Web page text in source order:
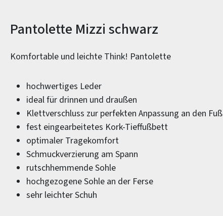
Produktinformationen
Pantolette Mizzi schwarz
Komfortable und leichte Think! Pantolette
hochwertiges Leder
ideal für drinnen und draußen
Klettverschluss zur perfekten Anpassung an den Fuß
fest eingearbeitetes Kork-Tieffußbett
optimaler Tragekomfort
Schmuckverzierung am Spann
rutschhemmende Sohle
hochgezogene Sohle an der Ferse
sehr leichter Schuh